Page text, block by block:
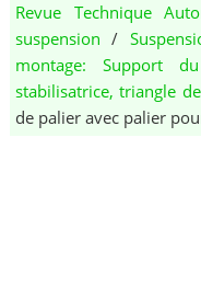
Revue Technique
suspension /
montage: Support
stabilisatrice, triangle
de palier avec palier